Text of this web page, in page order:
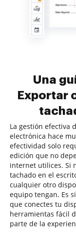
Una
Exportar
La gestión efectiva
electrónica hace
efectividad solo
edición que no
internet utilices. Si
tachado en el
cualquier otro
equipo tengan. Es
que conectes tu
herramientas fácil
parte de la